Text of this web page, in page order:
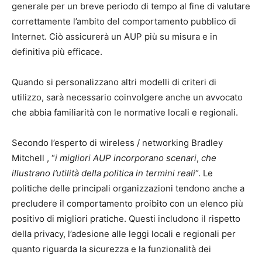
generale per un breve periodo di tempo al fine di valutare
correttamente l’ambito del comportamento pubblico di
Internet. Ciò assicurerà un AUP più su misura e in
definitiva più efficace.
Quando si personalizzano altri modelli di criteri di
utilizzo, sarà necessario coinvolgere anche un avvocato
che abbia familiarità con le normative locali e regionali.
Secondo l’esperto di wireless / networking Bradley
Mitchell , “i migliori AUP incorporano scenari, che
illustrano l’utilità della politica in termini reali“. Le
politiche delle principali organizzazioni tendono anche a
precludere il comportamento proibito con un elenco più
positivo di migliori pratiche. Questi includono il rispetto
della privacy, l’adesione alle leggi locali e regionali per
quanto riguarda la sicurezza e la funzionalità dei